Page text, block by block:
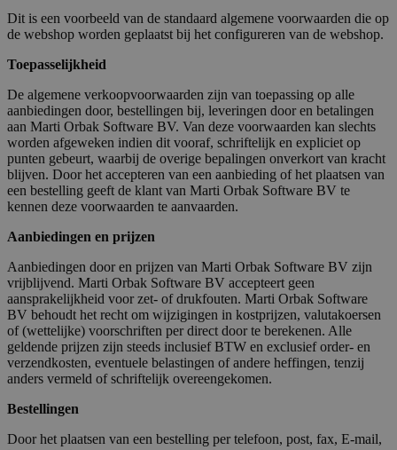
Dit is een voorbeeld van de standaard algemene voorwaarden die op
de webshop worden geplaatst bij het configureren van de webshop.
Toepasselijkheid
De algemene verkoopvoorwaarden zijn van toepassing op alle
aanbiedingen door, bestellingen bij, leveringen door en betalingen
aan Marti Orbak Software BV. Van deze voorwaarden kan slechts
worden afgeweken indien dit vooraf, schriftelijk en expliciet op
punten gebeurt, waarbij de overige bepalingen onverkort van kracht
blijven. Door het accepteren van een aanbieding of het plaatsen van
een bestelling geeft de klant van Marti Orbak Software BV te
kennen deze voorwaarden te aanvaarden.
Aanbiedingen en prijzen
Aanbiedingen door en prijzen van Marti Orbak Software BV zijn
vrijblijvend. Marti Orbak Software BV accepteert geen
aansprakelijkheid voor zet- of drukfouten. Marti Orbak Software
BV behoudt het recht om wijzigingen in kostprijzen, valutakoersen
of (wettelijke) voorschriften per direct door te berekenen. Alle
geldende prijzen zijn steeds inclusief BTW en exclusief order- en
verzendkosten, eventuele belastingen of andere heffingen, tenzij
anders vermeld of schriftelijk overeengekomen.
Bestellingen
Door het plaatsen van een bestelling per telefoon, post, fax, E-mail,